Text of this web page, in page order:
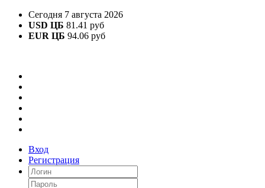
Сегодня 7 августа 2026
USD ЦБ 81.41 руб
EUR ЦБ 94.06 руб
Вход
Регистрация